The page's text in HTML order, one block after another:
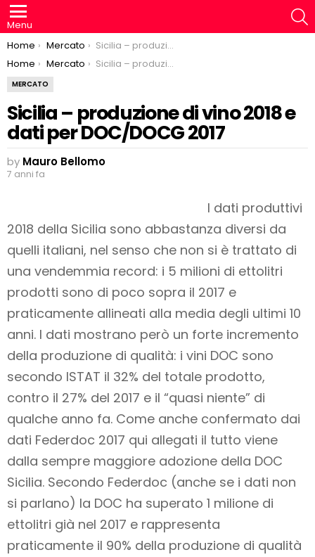
Menu
You are here:
Home Mercato
Sicilia – produzione di vino 2018 e dati per DOC/DOCG 2017
You are here:
Home Mercato Sicilia – produzione di vino 2018 e dati per DOC/DOCG 2017
MERCATO
Sicilia – produzione di vino 2018 e
dati per DOC/DOCG 2017
by Mauro Bellomo
7 anni fa
I dati produttivi
2018 della Sicilia sono abbastanza diversi da
quelli italiani, nel senso che non si è trattato di
una vendemmia record: i 5 milioni di ettolitri
prodotti sono di poco sopra il 2017 e
praticamente allineati alla media degli ultimi 10
anni. I dati mostrano però un forte incremento
della produzione di qualità: i vini DOC sono
secondo ISTAT il 32% del totale prodotto,
contro il 27% del 2017 e il “quasi niente” di
qualche anno fa. Come anche confermato dai
dati Federdoc 2017 qui allegati il tutto viene
dalla sempre maggiore adozione della DOC
Sicilia. Secondo Federdoc (anche se i dati non
si parlano) la DOC ha superato 1 milione di
ettolitri già nel 2017 e rappresenta
praticamente il 90% della produzione di qualità